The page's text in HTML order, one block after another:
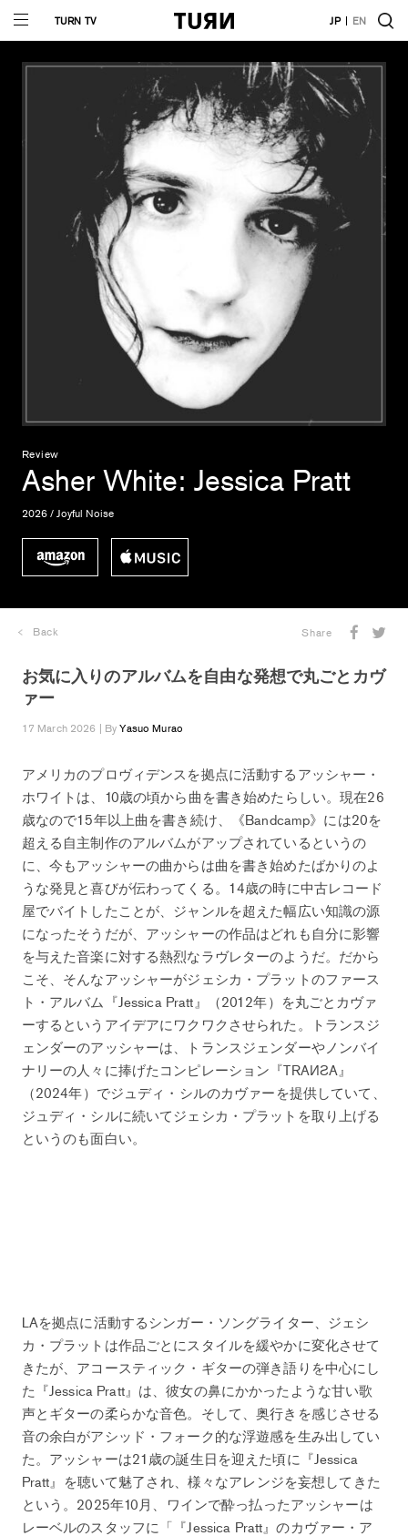
TURN TV JP EN
Review
Asher White: Jessica Pratt
2026 / Joyful Noise
Back Share
お気に入りのアルバムを自由な発想で丸ごとカヴ
ァー
17 March 2026 | ByYasuo Murao
アメリカのプロヴィデンスを拠点に活動するアッシャー・
ホワイトは、10歳の頃から曲を書き始めたらしい。現在26
歳なので15年以上曲を書き続け、《Bandcamp》には20を
超える自主制作のアルバムがアップされているというの
に、今もアッシャーの曲からは曲を書き始めたばかりのよ
うな発見と喜びが伝わってくる。14歳の時に中古レコード
屋でバイトしたことが、ジャンルを超えた幅広い知識の源
になったそうだが、アッシャーの作品はどれも自分に影響
を与えた音楽に対する熱烈なラヴレターのようだ。だから
こそ、そんなアッシャーがジェシカ・プラットのファース
ト・アルバム『Jessica Pratt』（2012年）を丸ごとカヴァ
ーするというアイデアにワクワクさせられた。トランスジ
ェンダーのアッシャーは、トランスジェンダーやノンバイ
ナリーの人々に捧げたコンピレーション『TRAИƧA』
（2024年）でジュディ・シルのカヴァーを提供していて、
ジュディ・シルに続いてジェシカ・プラットを取り上げる
というのも面白い。
LAを拠点に活動するシンガー・ソングライター、ジェシ
カ・プラットは作品ごとにスタイルを緩やかに変化させて
きたが、アコースティック・ギターの弾き語りを中心にし
た『Jessica Pratt』は、彼女の鼻にかかったような甘い歌
声とギターの柔らかな音色。そして、奥行きを感じさせる
音の余白がアシッド・フォーク的な浮遊感を生み出してい
た。アッシャーは21歳の誕生日を迎えた頃に『Jessica
Pratt』を聴いて魅了され、様々なアレンジを妄想してきた
という。2025年10月、ワインで酔っ払ったアッシャーは
レーベルのスタッフに「『Jessica Pratt』のカヴァー・ア